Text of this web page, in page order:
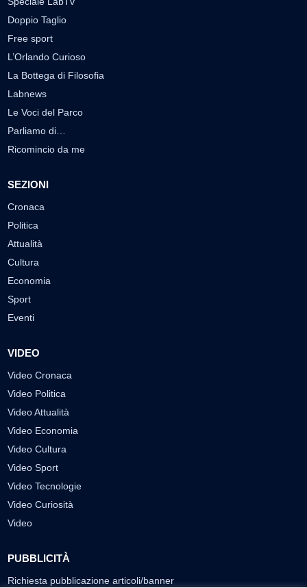
Doppio Taglio
Free sport
L’Orlando Curioso
La Bottega di Filosofia
Labnews
Le Voci del Parco
Parliamo di…
Ricomincio da me
SEZIONI
Cronaca
Politica
Attualità
Cultura
Economia
Sport
Eventi
VIDEO
Video Cronaca
Video Politica
Video Attualità
Video Economia
Video Cultura
Video Sport
Video Tecnologie
Video Curiosità
Video
PUBBLICITÀ
Richiesta pubblicazione articoli/banner